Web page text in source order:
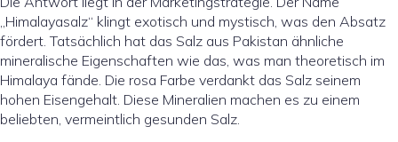
„Himalayasalz“ klingt exotisch und mystisch, was den Absatz
fördert. Tatsächlich hat das Salz aus Pakistan ähnliche
mineralische Eigenschaften wie das, was man theoretisch im
Himalaya fände. Die rosa Farbe verdankt das Salz seinem
hohen Eisengehalt. Diese Mineralien machen es zu einem
beliebten, vermeintlich gesunden Salz.